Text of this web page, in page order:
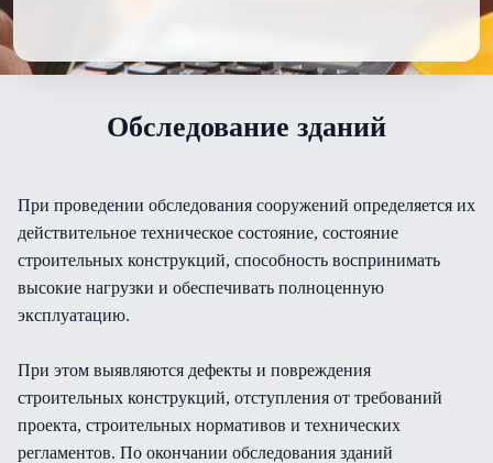
Обследование зданий
При проведении обследования сооружений определяется их
действительное техническое состояние, состояние
строительных конструкций, способность воспринимать
высокие нагрузки и обеспечивать полноценную
эксплуатацию.
При этом выявляются дефекты и повреждения
строительных конструкций, отступления от требований
проекта, строительных нормативов и технических
регламентов. По окончании обследования зданий